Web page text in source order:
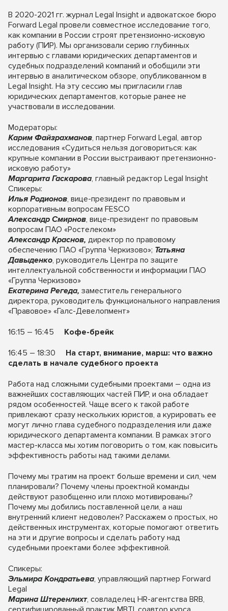
В 2020-2021 гг. журнал Legal Insight и адвокатское бюро
Forward Legal провели совместное исследование того,
как компании в России строят претензионно-исковую
работу (ПИР). Мы организовали серию глубинных
интервью с главами юридических департаментов и
судебных подразделений компаний и обобщили эти
интервью в аналитическом обзоре, опубликованном в
Legal Insight. На эту сессию мы пригласили глав
юридических департаментов, которые ранее не
участвовали в исследовании.
Модераторы:
Карим Файзрахманов, партнер Forward Legal, автор
исследования «Судиться нельзя договориться: как
крупные компании в России выстраивают претензионно-
исковую работу»
Маргарита Гаскарова, главный редактор Legal Insight
Спикеры:
Илья Родионов, вице-президент по правовым и
корпоративным вопросам FESCO
Александр Смирнов, вице-президент по правовым
вопросам ПАО «Ростелеком»
Александр Краснов, директор по правовому
обеспечению ПАО «Группа Черкизово»; Татьяна
Давыденко, руководитель Центра по защите
интеллектуальной собственности и информации ПАО
«Группа Черкизово»
Екатерина Регеда, заместитель генерального
директора, руководитель функционального направления
«Правовое» «Галс-Девелопмент»
16:15 – 16:45 Кофе-брейк
16:45 – 18:30 На старт, внимание, марш: что важно
сделать в начале судебного проекта
Работа над сложными судебными проектами – одна из
важнейших составляющих частей ПИР, и она обладает
рядом особенностей. Чаще всего к такой работе
привлекают сразу нескольких юристов, а курировать ее
могут лично глава судебного подразделения или даже
юридического департамента компании. В рамках этого
мастер-класса мы хотим поговорить о том, как повысить
эффективность работы над такими делами.
Почему мы тратим на проект больше времени и сил, чем
планировали? Почему члены проектной команды
действуют разобщенно или плохо мотивированы?
Почему мы добились поставленной цели, а наш
внутренний клиент недоволен? Расскажем о простых, но
действенных инструментах, которые помогают ответить
на эти и другие вопросы и сделать работу над
судебными проектами более эффективной.
Спикеры:
Эльмира Кондратьева, управляющий партнер Forward
Legal
Марина Штеренлихт, совладелец HR-агентства BRB,